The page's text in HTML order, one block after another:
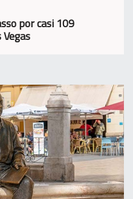
por casi 109